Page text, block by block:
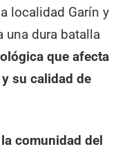
localidad Garín y
una dura batalla
que afecta
su calidad de
comunidad del